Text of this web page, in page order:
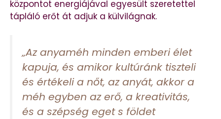
központot energiájával egyesült szeretettel
tápláló erőt át adjuk a külvilágnak.
„Az anyaméh minden emberi élet
kapuja, és amikor kultúránk tiszteli
és értékeli a nőt, az anyát, akkor a
méh egyben az erő, a kreativitás,
és a szépség eget s földet